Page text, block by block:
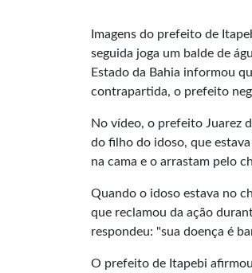
Imagens do prefeito de
seguida joga um balde de
Estado da Bahia informou
contrapartida, o prefeito
No vídeo, o prefeito Juarez
do filho do idoso, que
na cama e o arrastam pelo
Quando o idoso estava no
que reclamou da ação
respondeu: "sua doença é
O prefeito de Itapebi